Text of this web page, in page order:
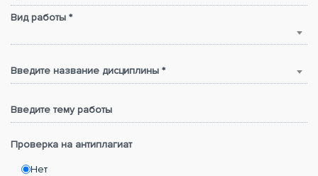
Вид работы *
Введите название дисциплины *
Введите тему работы
Проверка на антиплагиат
Нет